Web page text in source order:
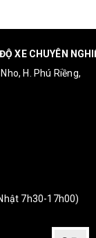
XE CHUYÊN
H. Phú Riềng,
7h30-17h00)